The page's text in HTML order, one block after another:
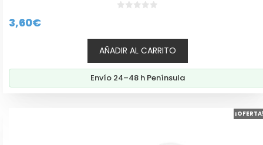
3,60€
AÑADIR AL CARRITO
Envío 24–48 h Península